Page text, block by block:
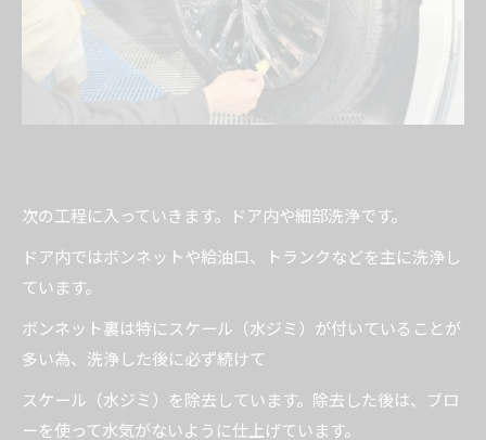
次の工程に入っていきます。ドア内や細部洗浄です。
ドア内ではボンネットや給油口、トランクなどを主に洗浄し
ています。
ボンネット裏は特にスケール（水ジミ）が付いていることが
多い為、洗浄した後に必ず続けて
スケール（水ジミ）を除去しています。除去した後は、ブロ
ーを使って水気がないように仕上げています。